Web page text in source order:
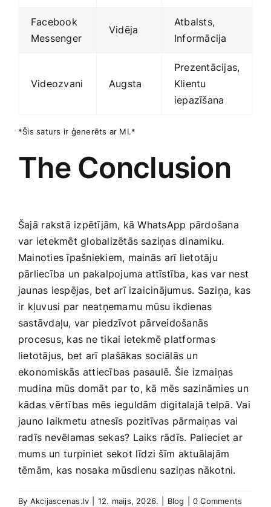
Facebook⁢
Messenger
Vidēja
Atbalsts,
Informācija
Videozvani Augsta
Prezentācijas,
Klientu
iepazīšana
*Šis saturs ir ģenerēts ar MI.*
The Conclusion
Šajā ⁤rakstā izpētījām, kā WhatsApp pārdošana‍
var ietekmēt globalizētās saziņas ‍dinamiku.
Mainoties īpašniekiem, ⁣mainās ⁣arī​ lietotāju
pārliecība un⁢ pakalpojuma attīstība, kas var nest
jaunas iespējas, bet arī izaicinājumus. Saziņa, kas
ir kļuvusi par neatņemamu mūsu ikdienas⁣
sastāvdaļu, var‍ piedzīvot pārveidošanās
procesus, kas ‍ne ‌tikai ietekmē platformas
lietotājus, bet arī plašākas ⁢sociālās un
ekonomiskās attiecības pasaulē. Šie izmaiņas
mudina mūs domāt‍ par to, ​kā mēs sazināmies un
kādas ​vērtības mēs ‌ieguldām digitalajā telpā. Vai
jauno laikmetu atnesīs pozitīvas pārmaiņas ⁣vai
radīs nevēlamas sekas? Laiks ‍rādīs. ⁤Palieciet ar
mums un⁢ turpiniet sekot līdzi šīm⁢ aktuālajām
‌tēmām, kas nosaka ‍mūsdienu saziņas nākotni.
By Akcijascenas.lv 12. maijs, 2026. Blog 0 Comments